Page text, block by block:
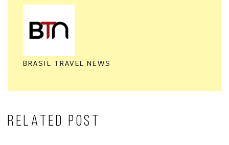
BRASIL TRAVEL NEWS
RELATED POST